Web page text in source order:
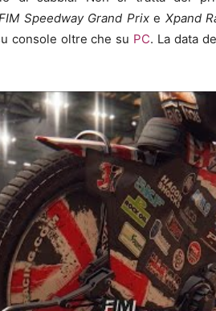
Speedway Grand Prixe Xpand
console oltre che su PC. La data